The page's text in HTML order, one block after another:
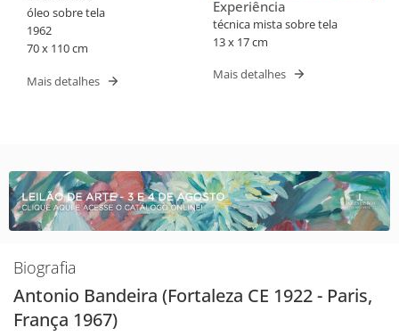
óleo sobre tela
1962
70 x 110 cm
Mais detalhes
Experiência
técnica mista sobre tela
13 x 17 cm
Mais detalhes
Biografia
Antonio Bandeira (Fortaleza CE 1922 - Paris,
França 1967)